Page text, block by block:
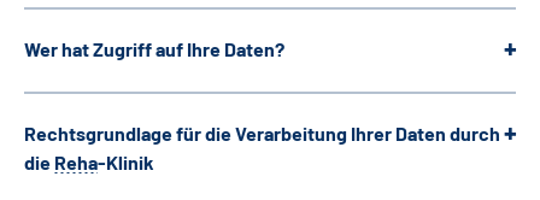
Wer hat Zugriff auf Ihre Daten?
Rechtsgrundlage für die Verarbeitung Ihrer Daten durch
die Reha-Klinik